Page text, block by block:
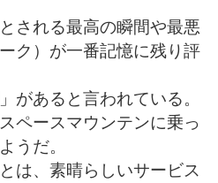
される最高の瞬間や最悪
ク）が一番記憶に残り評
があると言われている。
ペースマウンテンに乗っ
ようだ。
は、素晴らしいサービス